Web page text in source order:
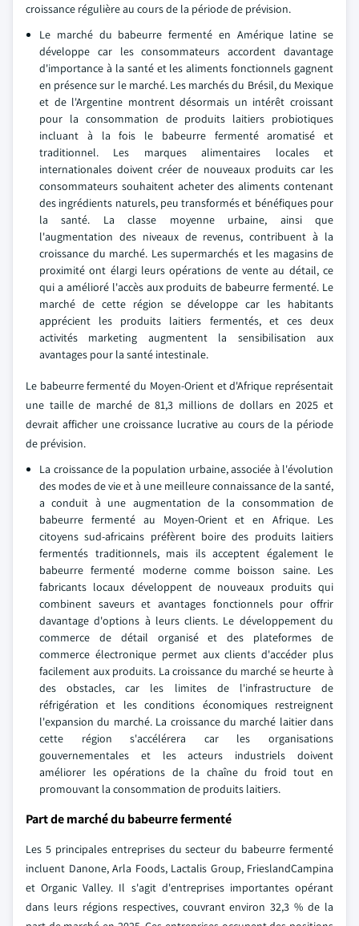
croissance régulière au cours de la période de prévision.
Le marché du babeurre fermenté en Amérique latine se
développe car les consommateurs accordent davantage
d'importance à la santé et les aliments fonctionnels gagnent
en présence sur le marché. Les marchés du Brésil, du Mexique
et de l'Argentine montrent désormais un intérêt croissant
pour la consommation de produits laitiers probiotiques
incluant à la fois le babeurre fermenté aromatisé et
traditionnel. Les marques alimentaires locales et
internationales doivent créer de nouveaux produits car les
consommateurs souhaitent acheter des aliments contenant
des ingrédients naturels, peu transformés et bénéfiques pour
la santé. La classe moyenne urbaine, ainsi que
l'augmentation des niveaux de revenus, contribuent à la
croissance du marché. Les supermarchés et les magasins de
proximité ont élargi leurs opérations de vente au détail, ce
qui a amélioré l'accès aux produits de babeurre fermenté. Le
marché de cette région se développe car les habitants
apprécient les produits laitiers fermentés, et ces deux
activités marketing augmentent la sensibilisation aux
avantages pour la santé intestinale.
Le babeurre fermenté du Moyen-Orient et d'Afrique représentait
une taille de marché de 81,3 millions de dollars en 2025 et
devrait afficher une croissance lucrative au cours de la période
de prévision.
La croissance de la population urbaine, associée à l'évolution
des modes de vie et à une meilleure connaissance de la santé,
a conduit à une augmentation de la consommation de
babeurre fermenté au Moyen-Orient et en Afrique. Les
citoyens sud-africains préfèrent boire des produits laitiers
fermentés traditionnels, mais ils acceptent également le
babeurre fermenté moderne comme boisson saine. Les
fabricants locaux développent de nouveaux produits qui
combinent saveurs et avantages fonctionnels pour offrir
davantage d'options à leurs clients. Le développement du
commerce de détail organisé et des plateformes de
commerce électronique permet aux clients d'accéder plus
facilement aux produits. La croissance du marché se heurte à
des obstacles, car les limites de l'infrastructure de
réfrigération et les conditions économiques restreignent
l'expansion du marché. La croissance du marché laitier dans
cette région s'accélérera car les organisations
gouvernementales et les acteurs industriels doivent
améliorer les opérations de la chaîne du froid tout en
promouvant la consommation de produits laitiers.
Part de marché du babeurre fermenté
Les 5 principales entreprises du secteur du babeurre fermenté
incluent Danone, Arla Foods, Lactalis Group, FrieslandCampina
et Organic Valley. Il s'agit d'entreprises importantes opérant
dans leurs régions respectives, couvrant environ 32,3 % de la